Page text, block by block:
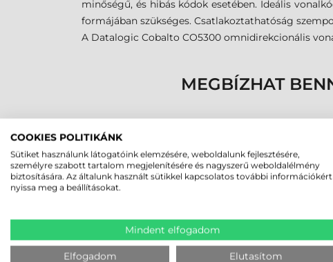
minőségű, és hibás kódok esetében. Ideális
formájában szükséges. Csatlakoztathatóság
A Datalogic Cobalto CO5300 omnidirekcionális
MEGBÍZHAT
Rucska Dániel
2026-05-29
COOKIES POLITIKÁNK
Sütiket használunk látogatóink elemzésére, weboldalunk fejlesztésére,
személyre szabott tartalom megjelenítésére és nagyszerű weboldalélmény
biztosítására. Az általunk használt sütikkel kapcsolatos további információkért
nyissa meg a beállításokat.
Mindent elfogadom
Elfogadom Elutasítom